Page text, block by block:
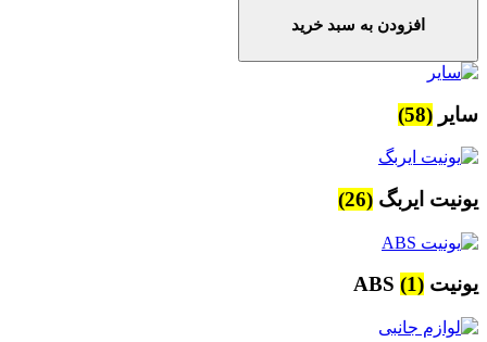
افزودن به سبد خرید
سایر (58)
یونیت ایربگ (26)
یونیت ABS (1)